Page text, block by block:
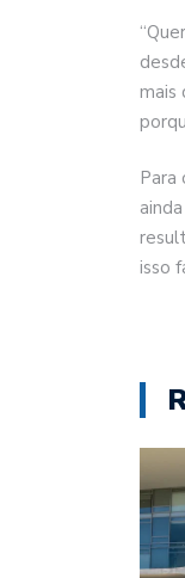
mais
Para
isso